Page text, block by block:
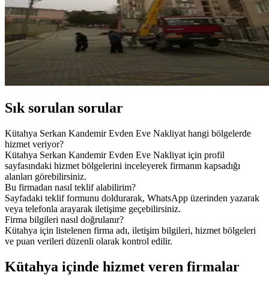
Sık sorulan sorular
Kütahya Serkan Kandemir Evden Eve Nakliyat hangi bölgelerde
hizmet veriyor?
Kütahya Serkan Kandemir Evden Eve Nakliyat için profil
sayfasındaki hizmet bölgelerini inceleyerek firmanın kapsadığı
alanları görebilirsiniz.
Bu firmadan nasıl teklif alabilirim?
Sayfadaki teklif formunu doldurarak, WhatsApp üzerinden yazarak
veya telefonla arayarak iletişime geçebilirsiniz.
Firma bilgileri nasıl doğrulanır?
Kütahya için listelenen firma adı, iletişim bilgileri, hizmet bölgeleri
ve puan verileri düzenli olarak kontrol edilir.
Kütahya içinde hizmet veren firmalar